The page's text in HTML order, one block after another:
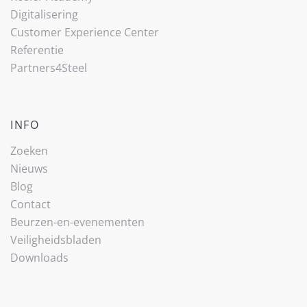
Digitalisering
Customer Experience Center
Referentie
Partners4Steel
INFO
Zoeken
Nieuws
Blog
Contact
Beurzen-en-evenementen
Veiligheidsbladen
Downloads